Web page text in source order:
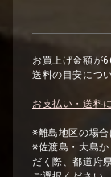
お買上げ金額が
送料の目安につ
お支払い・送料
※離島地区の場合
※佐渡島・大島
だく際、都道府